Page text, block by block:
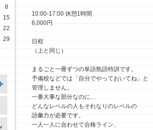
10:00-17:00 休憩1時間
6,000円
日程
（上と同じ）
まるごと一冊ずつの単語熟語特訓です。
予備校などでは「自分でやっておいてね」と
管理しません。
一番大事な部分なのに…
どんなレベルの人もそれなりのレベルの
語彙力が必要です。
一人一人に合わせて合格ライン、
8
15
22
29